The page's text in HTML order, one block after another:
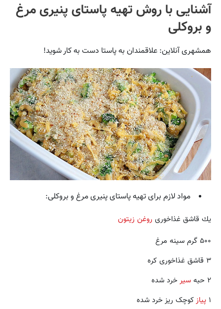
آشنایی با روش تهیه پاستای پنیری مرغ
و بروکلی
همشهری آنلاین: علاقمندان به پاستا دست به کار شوید!
مواد لازم برای تهیه پاستای پنیری مرغ و بروکلی:
يك قاشق غذاخوری روغن زیتون
۵۰۰ گرم سینه مرغ
۳ قاشق غذاخوری کره
۲ حبه
سیرخرد شده
۱ پیازکوچک ریز خرد شده